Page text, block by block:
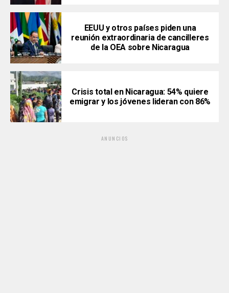
EEUU y otros países piden una
reunión extraordinaria de cancilleres
de la OEA sobre Nicaragua
Crisis total en Nicaragua: 54% quiere
emigrar y los jóvenes lideran con 86%
ANUNCIOS